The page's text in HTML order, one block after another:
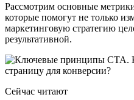
Рассмотрим основные
которые помогут не только
маркетинговую стратегию
результативной.
Сейчас читают